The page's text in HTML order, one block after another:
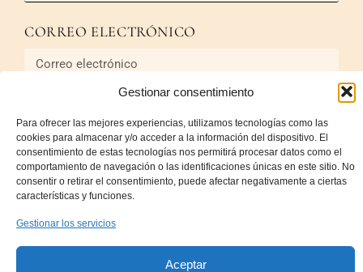
Gestionar consentimiento
Para ofrecer las mejores experiencias, utilizamos tecnologías como las
cookies para almacenar y/o acceder a la información del dispositivo. El
consentimiento de estas tecnologías nos permitirá procesar datos como el
comportamiento de navegación o las identificaciones únicas en este sitio. No
consentir o retirar el consentimiento, puede afectar negativamente a ciertas
características y funciones.
Gestionar los servicios
Aceptar
CORREO ELECTRÓNICO